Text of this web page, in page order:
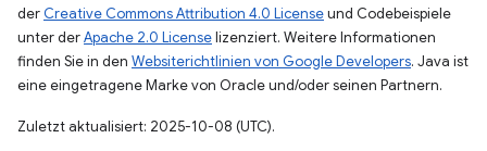
der Creative Commons Attribution 4.0 Licenseund Codebeispiele
unter derApache 2.0 Licenselizenziert. Weitere Informationen
finden Sie in den Websiterichtlinien von Google Developers. Java ist
eine eingetragene Marke von Oracle und/oder seinen Partnern.
Zuletzt aktualisiert: 2025-10-08 (UTC).